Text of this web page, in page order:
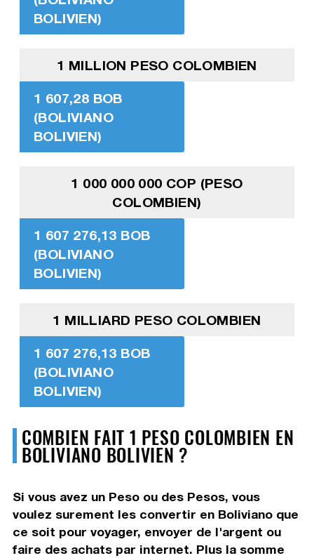
BOLIVIEN)
1 MILLION PESO COLOMBIEN
1 607,28 BOB
(BOLIVIANO
BOLIVIEN)
1 000 000 000 COP (PESO
COLOMBIEN)
1 607 276,13 BOB
(BOLIVIANO
BOLIVIEN)
1 MILLIARD PESO COLOMBIEN
1 607 276,13 BOB
(BOLIVIANO
BOLIVIEN)
COMBIEN FAIT 1 PESO COLOMBIEN EN
BOLIVIANO BOLIVIEN ?
Si vous avez un Peso ou des Pesos, vous
voulez surement les convertir en Boliviano que
ce soit pour voyager, envoyer de l'argent ou
faire des achats par internet. Plus la somme